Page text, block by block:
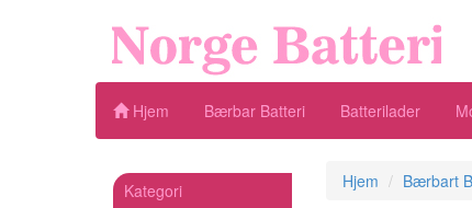
Hjem Bærbar Batteri Batterilader
Kategori
Hjem Bærbart